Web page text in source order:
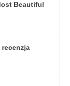
Beautiful
recenzja